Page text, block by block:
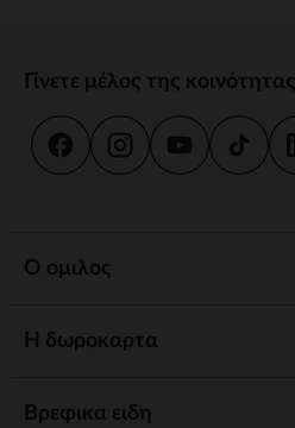
Γίνετε μέλος της κοινότητας
Ο ομιλος
Η δωροκαρτα
Βρεφικα ειδη